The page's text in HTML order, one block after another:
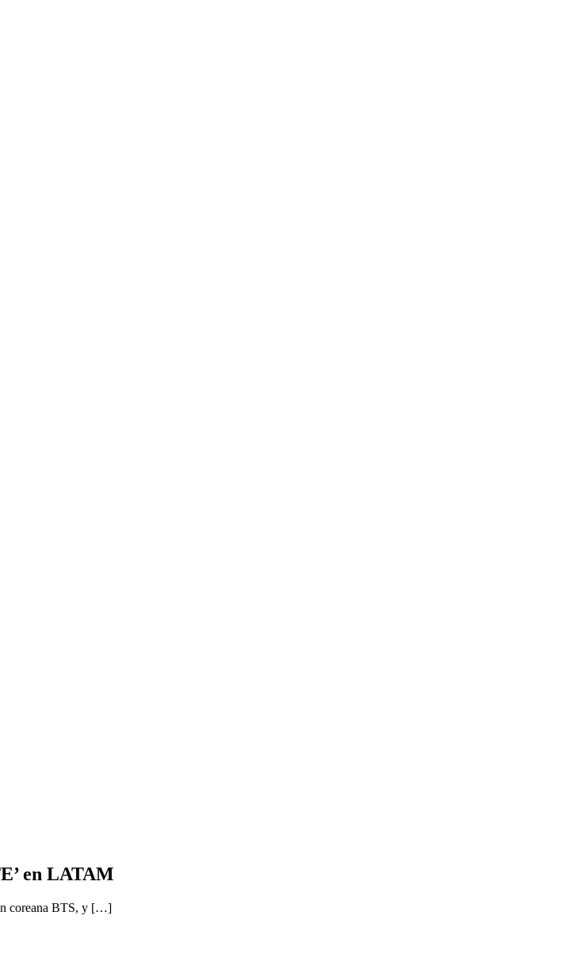
en LATAM
coreana BTS, y […]